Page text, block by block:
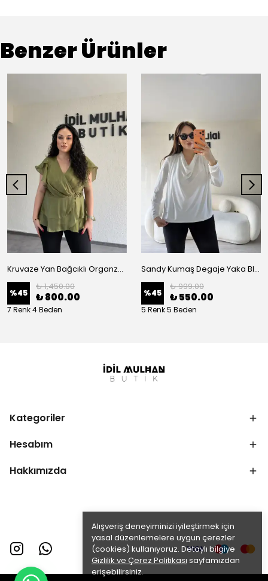
Alışveriş deneyiminizi iyileştirmek için
yasal düzenlemelere uygun çerezler
(cookies) kullanıyoruz. Detaylı bilgiye
Gizlilik ve Çerez Politikası sayfamızdan
erişebilirsiniz.
Benzer Ürünler
Kruvaze Yan Bağcıklı Organze Bluz
%45
₺ 1,450.00
₺ 800.00
7 Renk 4 Beden
Sandy Kumaş Degaje Yaka Bluz
%45
₺ 999.00
₺ 550.00
5 Renk 5 Beden
Kategoriler
Hesabım
Hakkımızda